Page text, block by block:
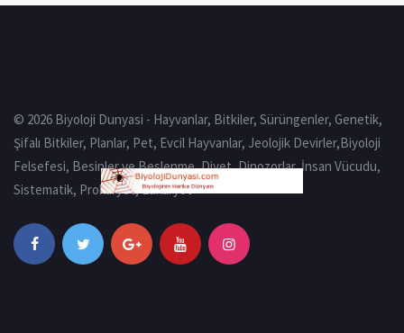
© 2026 Biyoloji Dunyasi - Hayvanlar, Bitkiler, Sürüngenler, Genetik,
Şifalı Bitkiler, Planlar, Pet, Evcil Hayvanlar, Jeolojik Devirler,Biyoloji
Felsefesi, Besinler ve Beslenme, Diyet, Dinozorlar, İnsan Vücudu,
Sistematik, Prokaryot, Eukaryot